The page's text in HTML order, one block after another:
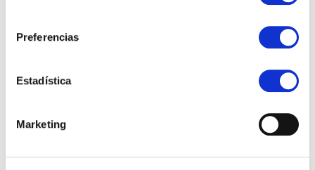
Preferencias
Estadística
Marketing
Búsqueda de propiedades